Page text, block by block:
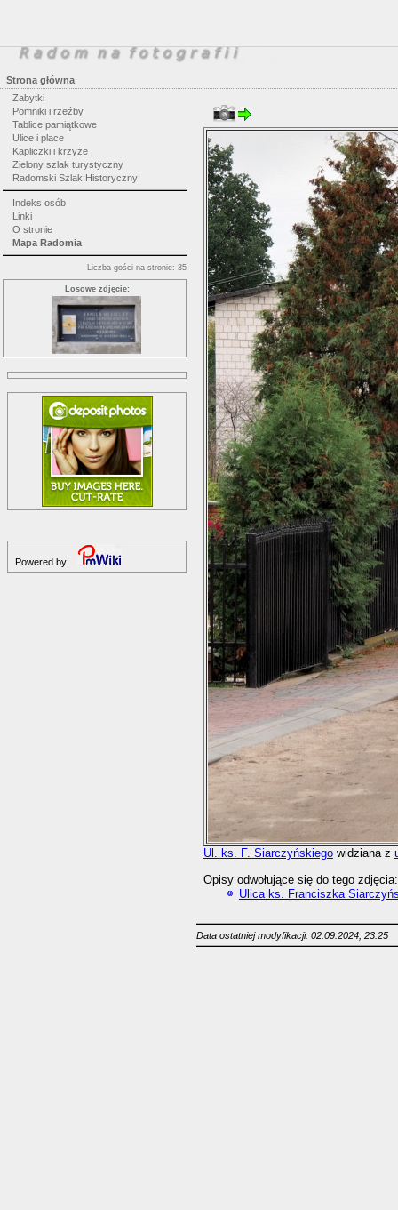
Strona główna
Zabytki
Pomniki i rzeźby
Tablice pamiątkowe
Ulice i place
Kapliczki i krzyże
Zielony szlak turystyczny
Radomski Szlak Historyczny
Indeks osób
Linki
O stronie
Mapa Radomia
Liczba gości na stronie: 35
Losowe zdjęcie:
Powered by
Ul. ks. F. Siarczyńskiegowidziana z
Opisy odwołujące się do tego zdjęcia:
Ulica ks. Franciszka
Data ostatniej modyfikacji: 02.09.2024, 23:25